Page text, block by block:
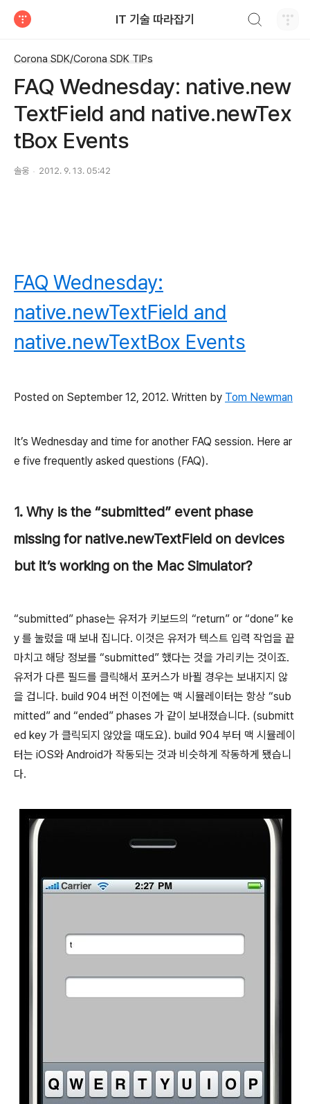
IT 기술 따라잡기
Corona SDK/Corona SDK TIPs
FAQ Wednesday: native.new
TextField and native.newTex
tBox Events
솔웅 2012. 9. 13. 05:42
FAQ Wednesday:
native.newTextField and
native.newTextBox Events
Posted on September 12, 2012. Written by Tom Newman
It’s Wednesday and time for another FAQ session. Here ar
e five frequently asked questions (FAQ).
1. Why is the “submitted” event phase
missing for native.newTextField on devices
but it’s working on the Mac Simulator?
“submitted” phase는 유저가 키보드의 “return” or “done” ke
y 를 눌렀을 때 보내 집니다. 이것은 유저가 텍스트 입력 작업을 끝
마치고 해당 정보를 “submitted” 했다는 것을 가리키는 것이죠.
유저가 다른 필드를 클릭해서 포커스가 바뀔 경우는 보내지지 않
을 겁니다. build 904 버전 이전에는 맥 시뮬레이터는 항상 “sub
mitted” and “ended” phases 가 같이 보내졌습니다. (submitt
ed key 가 클릭되지 않았을 때도요). build 904 부터 맥 시뮬레이
터는 iOS와 Android가 작동되는 것과 비슷하게 작동하게 됐습니
다.